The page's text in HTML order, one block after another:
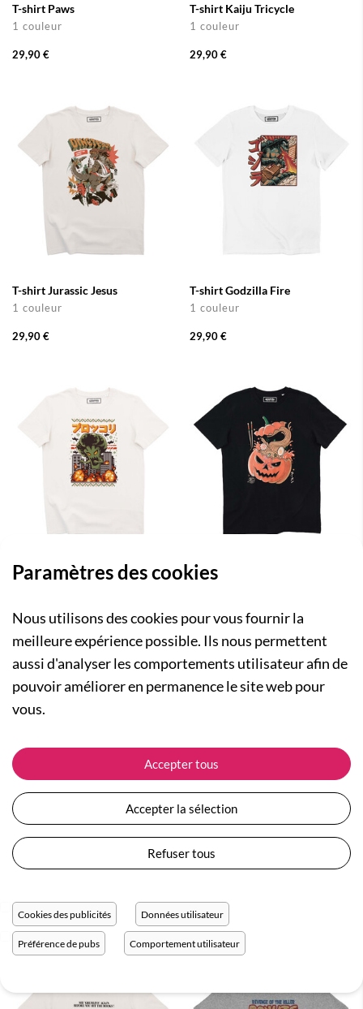
T-shirt Paws
1 couleur
29,90 €
T-shirt Kaiju Tricycle
1 couleur
29,90 €
T-shirt Jurassic Jesus
1 couleur
29,90 €
T-shirt Godzilla Fire
1 couleur
29,90 €
T-shirt Christmas Broccozilla
29,90 €
T-shirt Ramen Citrouille
29,90 €
T-shirt Scary Ghostbuster
29,90 €
T-shirt We Prefer You Alive
29,90 €
Paramètres des cookies
Nous utilisons des cookies pour vous fournir la
meilleure expérience possible. Ils nous permettent
aussi d'analyser les comportements utilisateur afin de
pouvoir améliorer en permanence le site web pour
vous.
Accepter tous
Accepter la sélection
Refuser tous
Cookies des publicités Données utilisateur
Préférence de pubs Comportement utilisateur